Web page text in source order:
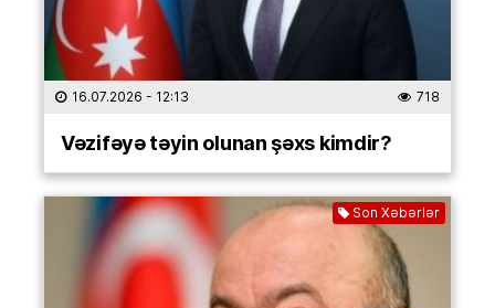
16.07.2026 - 12:13 718
Vəzifəyə təyin olunan şəxs kimdir?
Son Xəbərlər